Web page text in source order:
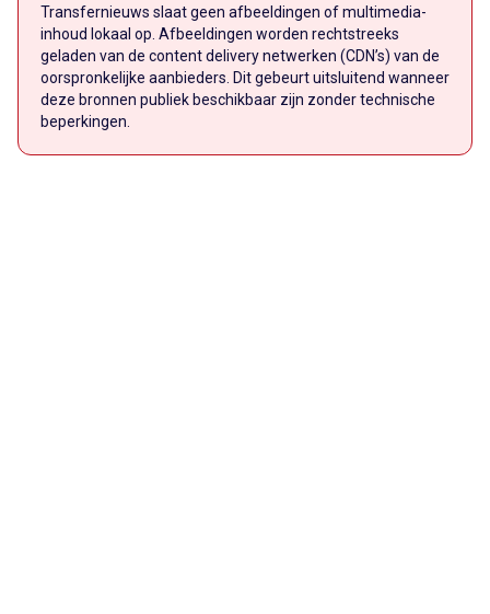
Transfernieuws slaat geen afbeeldingen of multimedia-
inhoud lokaal op. Afbeeldingen worden rechtstreeks
geladen van de content delivery netwerken (CDN’s) van de
oorspronkelijke aanbieders. Dit gebeurt uitsluitend wanneer
deze bronnen publiek beschikbaar zijn zonder technische
beperkingen.